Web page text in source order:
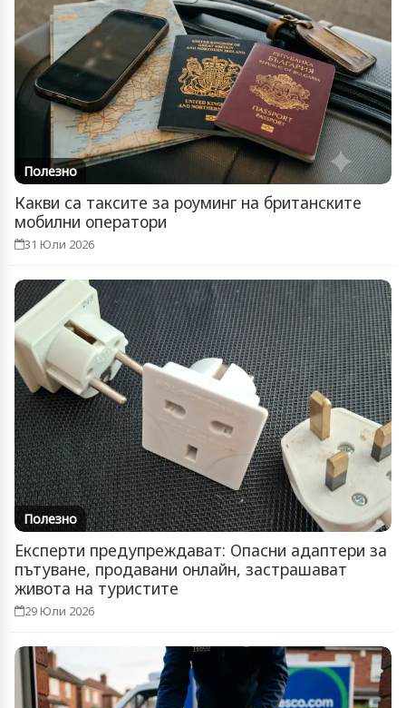
Полезно
Какви са таксите за роуминг на британските
мобилни оператори
31 Юли 2026
Полезно
Експерти предупреждават: Опасни адаптери за
пътуване, продавани онлайн, застрашават
живота на туристите
29 Юли 2026